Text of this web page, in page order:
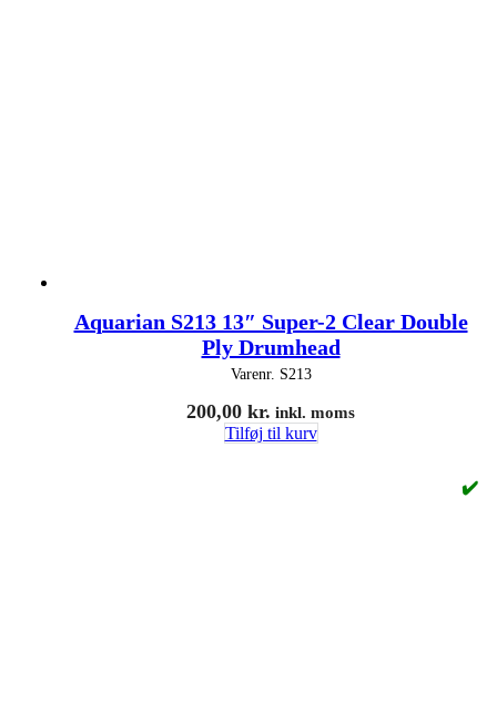
Aquarian S213 13″ Super-2 Clear Double
Ply Drumhead
Varenr. S213
200,00 kr. inkl. moms
Tilføj til kurv
✔️